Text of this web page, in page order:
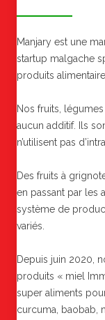
Manjary est une
startup malgache
produits
Nos fruits,
aucun additif. Ils
n’utilisent pas
Des fruits à
en passant par les
système de
variés.
Depuis juin 2020,
produits « miel
super aliments
curcuma, baobab,